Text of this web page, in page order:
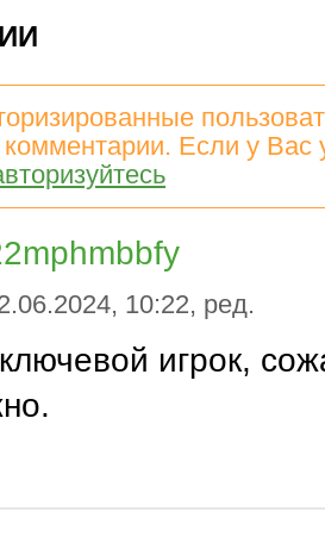
комментарии. Если у Вас
10:22, ред.
игрок,